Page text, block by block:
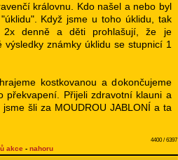
královnu. Kdo našel a nebo byl
Když jsme u toho úklidu, tak
2x denně a děti prohlašují, že je
známky úklidu se stupnicí 1
kostkovanou a dokončujeme
překvapení. Přijeli zdravotní klauni a
šli za MOUDROU JABLONÍ a ta
4400 / 6397
akce - nahoru